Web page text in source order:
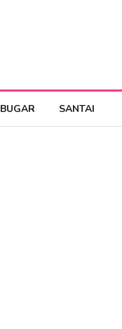
BUGAR SANTAI